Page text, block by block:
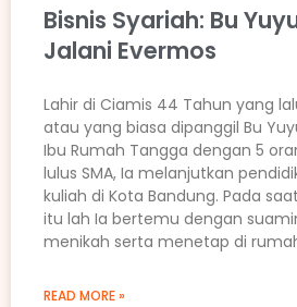
Bisnis Syariah: Bu
Jalani Evermos
Lahir di Ciamis 44 Tahun yang
atau yang biasa dipanggil Bu
Ibu Rumah Tangga dengan 5
lulus SMA, Ia melanjutkan
kuliah di Kota Bandung. Pada
itu lah Ia bertemu dengan
menikah serta menetap di
READ MORE »